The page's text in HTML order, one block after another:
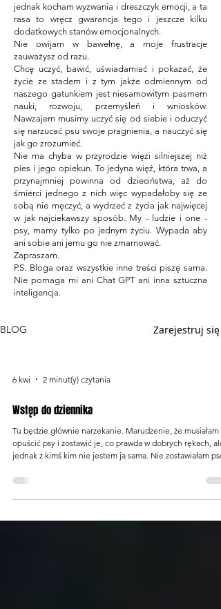
jednak kocham wyzwania i dreszczyk emocji, a ta
rasa to wręcz gwarancja tego i jeszcze kilku
dodatkowych stanów emocjonalnych.
Nie owijam w bawełnę, a moje frustracje
zauważysz od razu.
Chcę uczyć, bawić, uświadamiać i pokazać, że
życie ze stadem i z tym jakże odmiennym od
naszego gatunkiem jest niesamowitym pasmem
nauki, rozwoju, przemyśleń i wniosków.
Nawzajem musimy uczyć się od siebie i oduczyć
się narzucać psu swoje pragnienia, a nauczyć się
jak go zrozumieć.
Nie ma chyba w przyrodzie więzi silniejszej niż
pies i jego opiekun. To jedyna więź, która trwa, a
przynajmniej powinna od dzieciństwa, aż do
śmierci jednego z nich więc wypadałoby się ze
sobą nie męczyć, a wydrzeć z życia jak najwięcej
w jak najciekawszy sposób. My - ludzie i one -
psy, mamy tylko po jednym życiu. Wypada aby
ani sobie ani jemu go nie zmarnować.
Zapraszam.
P.S. Bloga oraz wszystkie inne treści piszę sama.
Nie pomaga mi ani Chat GPT ani inna sztuczna
inteligencja.
BLOG Zarejestruj się
6 kwi 2 minut(y) czytania
Wstęp do dziennika
Tu będzie głównie narzekanie. Marudzenie, że musiałam
opuścić psy i zostawić je, co prawda w dobrych rękach, ale
jednak z kimś kim nie jestem ja sama. Nie zostawiałam
pracy za granicę. Teraz plany i moje marzenia "zmusiły"